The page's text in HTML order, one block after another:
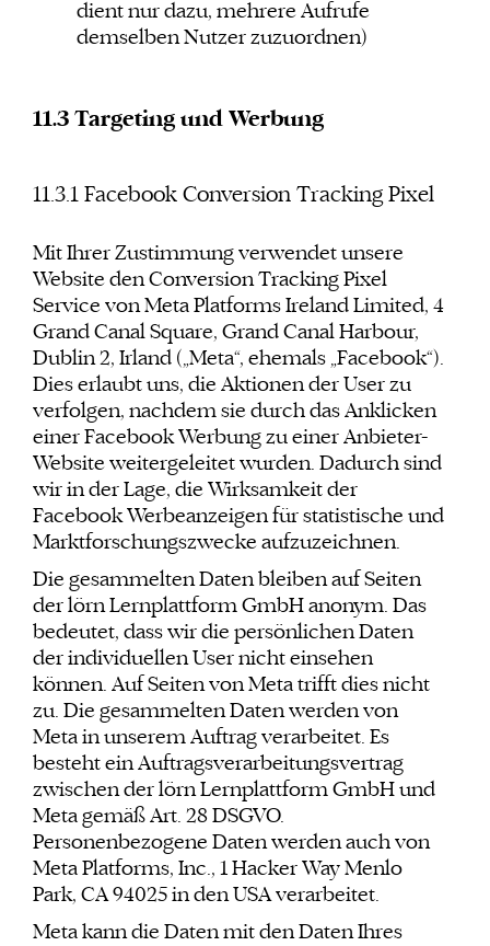
dient nur dazu, mehrere Aufrufe
demselben Nutzer zuzuordnen)
11.3 Targeting und Werbung
11.3.1 Facebook Conversion Tracking Pixel
Mit Ihrer Zustimmung verwendet unsere
Website den Conversion Tracking Pixel
Service von Meta Platforms Ireland Limited, 4
Grand Canal Square, Grand Canal Harbour,
Dublin 2, Irland („Meta“, ehemals „Facebook“).
Dies erlaubt uns, die Aktionen der User zu
verfolgen, nachdem sie durch das Anklicken
einer Facebook Werbung zu einer Anbieter-
Website weitergeleitet wurden. Dadurch sind
wir in der Lage, die Wirksamkeit der
Facebook Werbeanzeigen für statistische und
Marktforschungszwecke aufzuzeichnen.
Die gesammelten Daten bleiben auf Seiten
der lörn Lernplattform GmbH anonym. Das
bedeutet, dass wir die persönlichen Daten
der individuellen User nicht einsehen
können. Auf Seiten von Meta trifft dies nicht
zu. Die gesammelten Daten werden von
Meta in unserem Auftrag verarbeitet. Es
besteht ein Auftragsverarbeitungsvertrag
zwischen der lörn Lernplattform GmbH und
Meta gemäß Art. 28 DSGVO.
Personenbezogene Daten werden auch von
Meta Platforms, Inc., 1 Hacker Way Menlo
Park, CA 94025 in den USA verarbeitet.
Meta kann die Daten mit den Daten Ihres